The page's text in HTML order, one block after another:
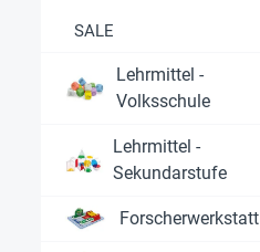
SALE
Lehrmittel -
Volksschule
Lehrmittel -
Sekundarstufe
Forscherwerkstatt